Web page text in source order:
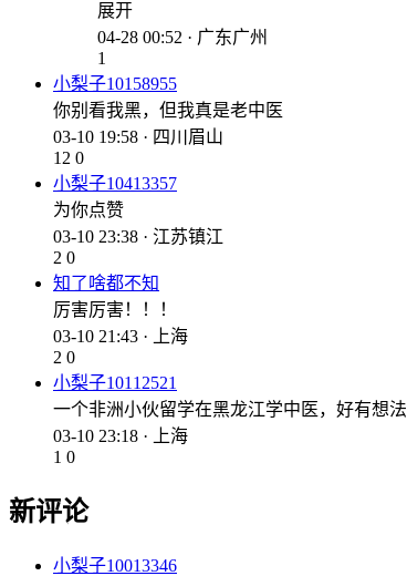
展开
04-28 00:52 · 广东广州
1
小梨子10158955
你别看我黑，但我真是老中医
03-10 19:58 · 四川眉山
12 0
小梨子10413357
为你点赞
03-10 23:38 · 江苏镇江
2 0
知了啥都不知
厉害厉害！！！
03-10 21:43 · 上海
2 0
小梨子10112521
一个非洲小伙留学在黑龙江学中医，好有想法
03-10 23:18 · 上海
1 0
新评论
小梨子10013346